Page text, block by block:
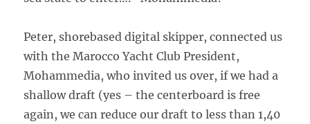
Peter, shorebased digital skipper, connected us
with the Marocco Yacht Club President,
Mohammedia, who invited us over, if we had a
shallow draft (yes – the centerboard is free
again, we can reduce our draft to less than 1,40